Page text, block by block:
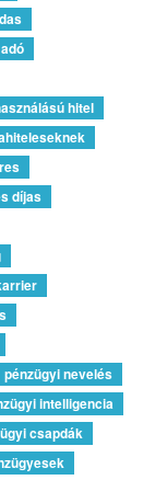
hitel
díjas
pénzügyi nevelés
intelligencia
csapdák